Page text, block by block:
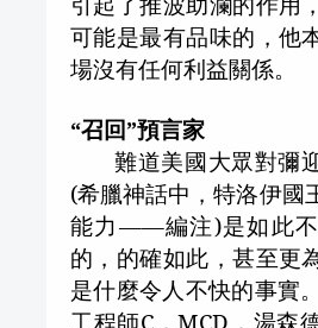
可能是最有品味的，他
場沒有任何利益關係。
“召回”預言家
難道美國大眾對彌
(希臘神話中，特洛伊國
能力——編注)是如此
的，的確如此，甚至更
是什麼令人不快的事實。
工程師C ．MCD ．湯森